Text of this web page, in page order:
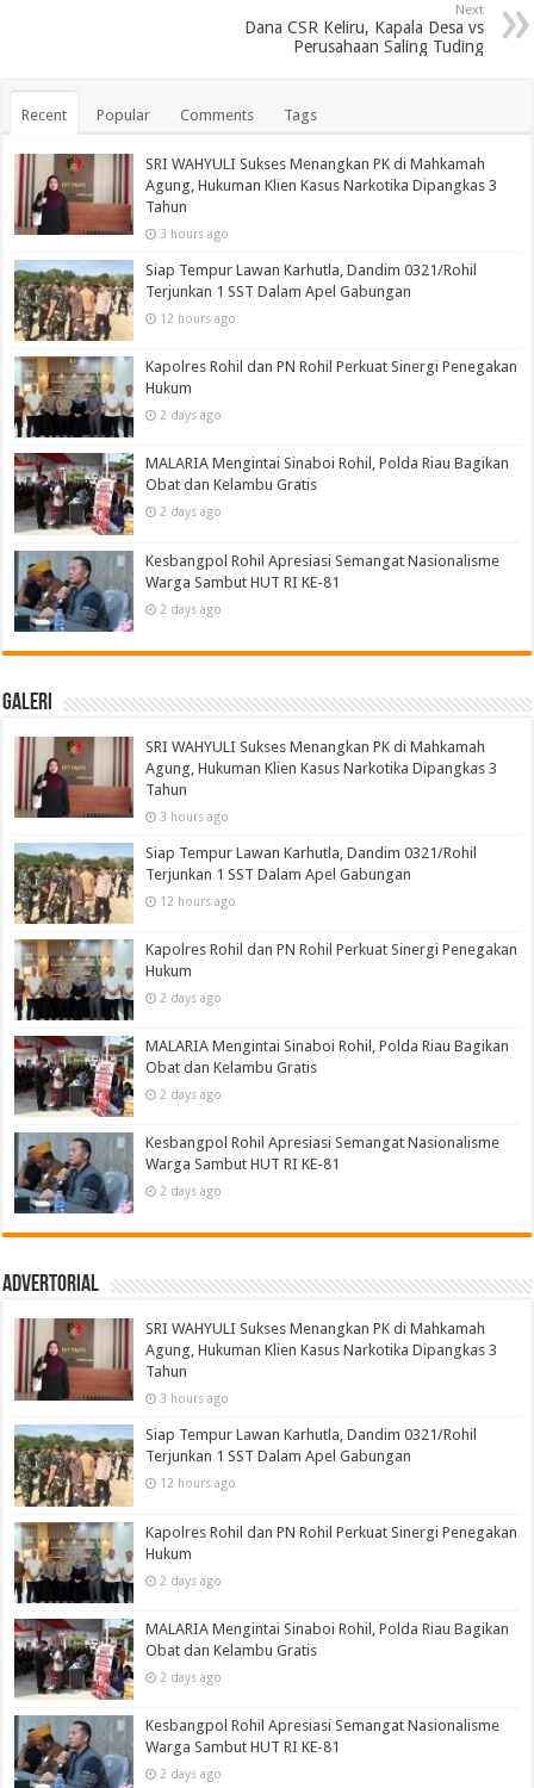
Next
Dana CSR Keliru, Kapala Desa vs
Perusahaan Saling Tuding
Recent Popular Comments Tags
SRI WAHYULI Sukses Menangkan PK di Mahkamah
Agung, Hukuman Klien Kasus Narkotika Dipangkas 3
Tahun
3 hours ago
Siap Tempur Lawan Karhutla, Dandim 0321/Rohil
Terjunkan 1 SST Dalam Apel Gabungan
12 hours ago
Kapolres Rohil dan PN Rohil Perkuat Sinergi Penegakan
Hukum
2 days ago
MALARIA Mengintai Sinaboi Rohil, Polda Riau Bagikan
Obat dan Kelambu Gratis
2 days ago
Kesbangpol Rohil Apresiasi Semangat Nasionalisme
Warga Sambut HUT RI KE-81
2 days ago
Galeri
SRI WAHYULI Sukses Menangkan PK di Mahkamah
Agung, Hukuman Klien Kasus Narkotika Dipangkas 3
Tahun
3 hours ago
Siap Tempur Lawan Karhutla, Dandim 0321/Rohil
Terjunkan 1 SST Dalam Apel Gabungan
12 hours ago
Kapolres Rohil dan PN Rohil Perkuat Sinergi Penegakan
Hukum
2 days ago
MALARIA Mengintai Sinaboi Rohil, Polda Riau Bagikan
Obat dan Kelambu Gratis
2 days ago
Kesbangpol Rohil Apresiasi Semangat Nasionalisme
Warga Sambut HUT RI KE-81
2 days ago
Advertorial
SRI WAHYULI Sukses Menangkan PK di Mahkamah
Agung, Hukuman Klien Kasus Narkotika Dipangkas 3
Tahun
3 hours ago
Siap Tempur Lawan Karhutla, Dandim 0321/Rohil
Terjunkan 1 SST Dalam Apel Gabungan
12 hours ago
Kapolres Rohil dan PN Rohil Perkuat Sinergi Penegakan
Hukum
2 days ago
MALARIA Mengintai Sinaboi Rohil, Polda Riau Bagikan
Obat dan Kelambu Gratis
2 days ago
Kesbangpol Rohil Apresiasi Semangat Nasionalisme
Warga Sambut HUT RI KE-81
2 days ago